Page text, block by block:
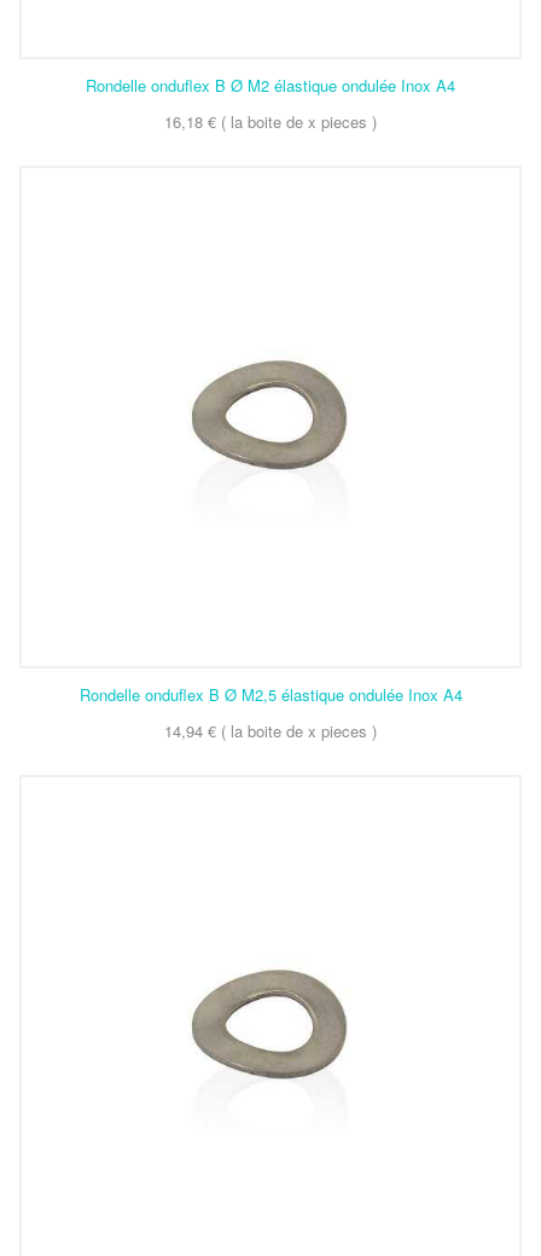
Rondelle onduflex B Ø M2 élastique ondulée Inox A4
16,18 € ( la boite de x pieces )
Rondelle onduflex B Ø M2,5 élastique ondulée Inox A4
14,94 € ( la boite de x pieces )